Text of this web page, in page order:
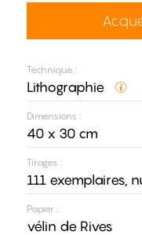
Technique :
Lithographie
Dimensions :
40 x 30 cm
Tirages :
111 exemplaires,
Papier :
vélin de Rives